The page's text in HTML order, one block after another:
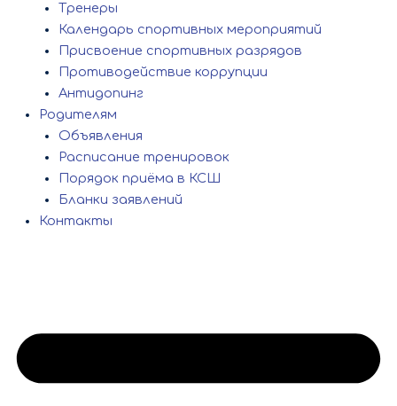
Тренеры
Календарь спортивных мероприятий
Присвоение спортивных разрядов
Противодействие коррупции
Антидопинг
Родителям
Объявления
Расписание тренировок
Порядок приёма в КСШ
Бланки заявлений
Контакты